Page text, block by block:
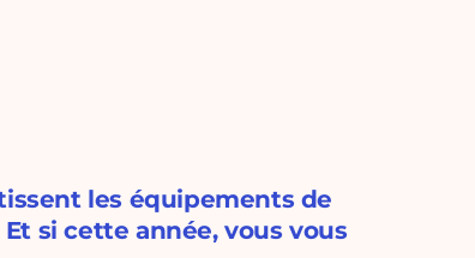
les équipements de
si cette année, vous vous